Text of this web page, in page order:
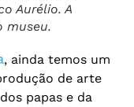
Aurélio. A
museu.
, ainda temos um
de arte
papas e da